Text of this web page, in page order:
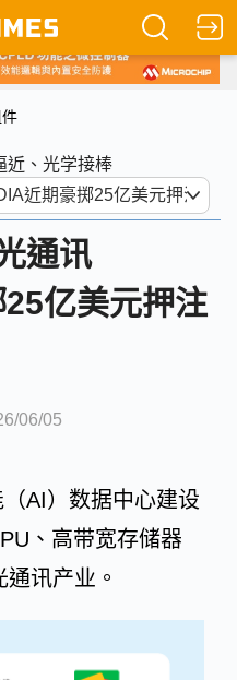
近、光学接棒
通讯
亿美元押注
06/05
AI）数据中心建设
、高带宽存储器
通讯产业。